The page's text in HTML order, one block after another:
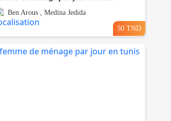
Ben Arous , Medina Jedida
50 TND